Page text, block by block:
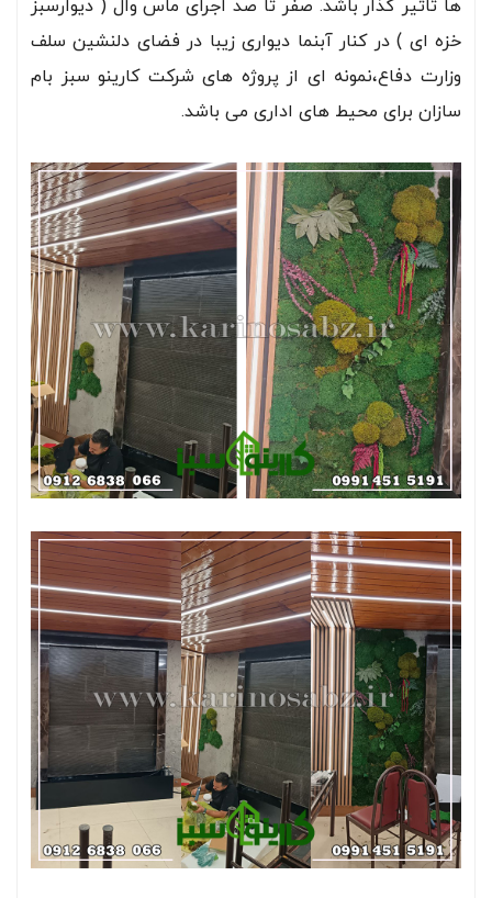
ها تاثیر گذار باشد. صفر تا صد اجرای ماس وال ( دیوارسبز
خزه ای ) در کنار آبنما دیواری زیبا در فضای دلنشین سلف
وزارت دفاع،نمونه ای از پروژه های شرکت کارینو سبز بام
سازان برای محیط های اداری می باشد.